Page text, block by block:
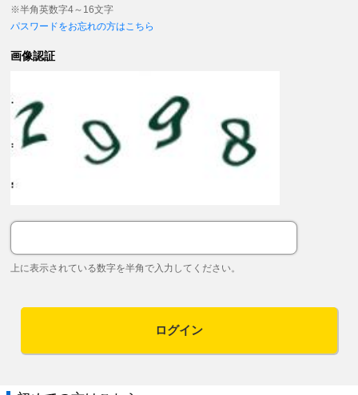
※半角英数字4～16文字
パスワードをお忘れの方はこちら
画像認証
上に表示されている数字を半角で入力してください。